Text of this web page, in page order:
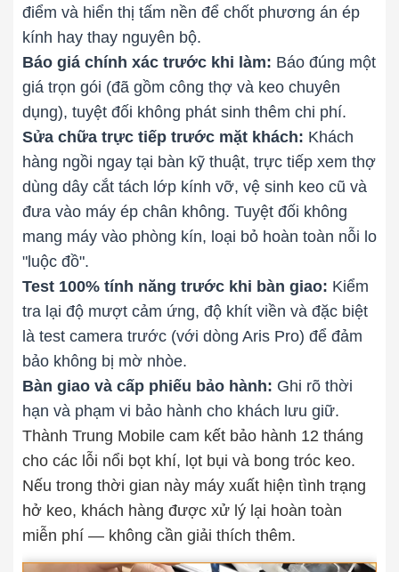
điểm và hiển thị tấm nền để chốt phương án ép
kính hay thay nguyên bộ.
Báo giá chính xác trước khi làm: Báo đúng một
giá trọn gói (đã gồm công thợ và keo chuyên
dụng), tuyệt đối không phát sinh thêm chi phí.
Sửa chữa trực tiếp trước mặt khách: Khách
hàng ngồi ngay tại bàn kỹ thuật, trực tiếp xem thợ
dùng dây cắt tách lớp kính vỡ, vệ sinh keo cũ và
đưa vào máy ép chân không. Tuyệt đối không
mang máy vào phòng kín, loại bỏ hoàn toàn nỗi lo
"luộc đồ".
Test 100% tính năng trước khi bàn giao: Kiểm
tra lại độ mượt cảm ứng, độ khít viền và đặc biệt
là test camera trước (với dòng Aris Pro) để đảm
bảo không bị mờ nhòe.
Bàn giao và cấp phiếu bảo hành: Ghi rõ thời
hạn và phạm vi bảo hành cho khách lưu giữ.
Thành Trung Mobile cam kết bảo hành 12 tháng
cho các lỗi nổi bọt khí, lọt bụi và bong tróc keo.
Nếu trong thời gian này máy xuất hiện tình trạng
hở keo, khách hàng được xử lý lại hoàn toàn
miễn phí — không cần giải thích thêm.